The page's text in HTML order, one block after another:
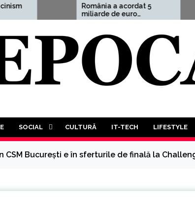
România a acordat 5
miliarde de euro
Ucrainei, adică 1,5% din
SOCIAL CULTURĂ IT-TECH LIFESTYLE
CSM București e în sferturile de finală la